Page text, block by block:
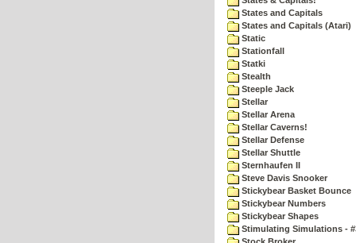
States and Capitals
States and Capitals (Atari)
Static
Stationfall
Statki
Stealth
Steeple Jack
Stellar
Stellar Arena
Stellar Caverns!
Stellar Defense
Stellar Shuttle
Sternhaufen II
Steve Davis Snooker
Stickybear Basket Bounce
Stickybear Numbers
Stickybear Shapes
Stimulating Simulations -